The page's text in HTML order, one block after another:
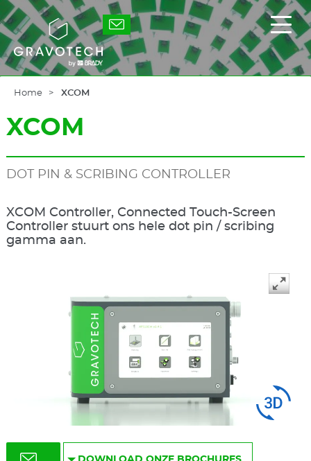
Skip
to
main
content
Gravotech
Toon
het
Home XCOM
XCOM
DOT PIN & SCRIBING CONTROLLER
XCOM Controller, Connected Touch-Screen
Controller stuurt ons hele dot pin / scribing
gamma aan.
Swipe
to spin